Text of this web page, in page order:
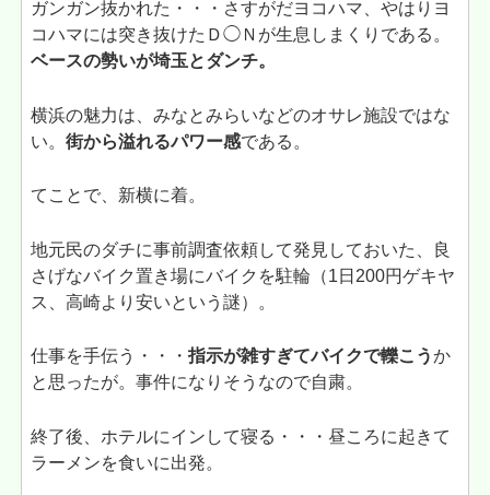
ガンガン抜かれた・・・さすがだヨコハマ、やはりヨ
コハマには突き抜けたＤ◯Ｎが生息しまくりである。
ベースの勢いが埼玉とダンチ。
横浜の魅力は、みなとみらいなどのオサレ施設ではな
い。街から溢れるパワー感である。
てことで、新横に着。
地元民のダチに事前調査依頼して発見しておいた、良
さげなバイク置き場にバイクを駐輪（1日200円ゲキヤ
ス、高崎より安いという謎）。
仕事を手伝う・・・指示が雑すぎてバイクで轢こうか
と思ったが。事件になりそうなので自粛。
終了後、ホテルにインして寝る・・・昼ころに起きて
ラーメンを食いに出発。